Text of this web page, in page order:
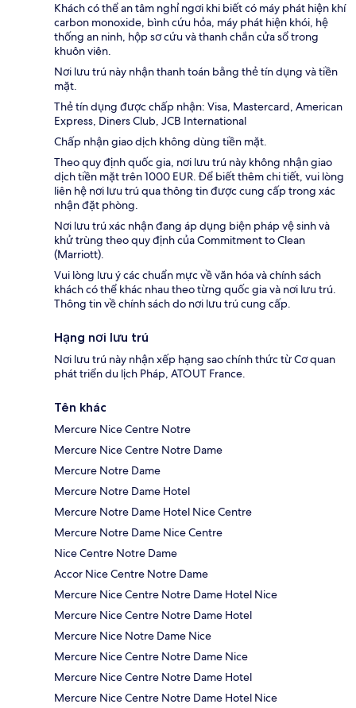
Khách có thể an tâm nghỉ ngơi khi biết có máy phát hiện khí
carbon monoxide, bình cứu hỏa, máy phát hiện khói, hệ
thống an ninh, hộp sơ cứu và thanh chắn cửa sổ trong
khuôn viên.
Nơi lưu trú này nhận thanh toán bằng thẻ tín dụng và tiền
mặt.
Thẻ tín dụng được chấp nhận: Visa, Mastercard, American
Express, Diners Club, JCB International
Chấp nhận giao dịch không dùng tiền mặt.
Theo quy định quốc gia, nơi lưu trú này không nhận giao
dịch tiền mặt trên 1000 EUR. Để biết thêm chi tiết, vui lòng
liên hệ nơi lưu trú qua thông tin được cung cấp trong xác
nhận đặt phòng.
Nơi lưu trú xác nhận đang áp dụng biện pháp vệ sinh và
khử trùng theo quy định của Commitment to Clean
(Marriott).
Vui lòng lưu ý các chuẩn mực về văn hóa và chính sách
khách có thể khác nhau theo từng quốc gia và nơi lưu trú.
Thông tin về chính sách do nơi lưu trú cung cấp.
Hạng nơi lưu trú
Nơi lưu trú này nhận xếp hạng sao chính thức từ Cơ quan
phát triển du lịch Pháp, ATOUT France.
Tên khác
Mercure Nice Centre Notre
Mercure Nice Centre Notre Dame
Mercure Notre Dame
Mercure Notre Dame Hotel
Mercure Notre Dame Hotel Nice Centre
Mercure Notre Dame Nice Centre
Nice Centre Notre Dame
Accor Nice Centre Notre Dame
Mercure Nice Centre Notre Dame Hotel Nice
Mercure Nice Centre Notre Dame Hotel
Mercure Nice Notre Dame Nice
Mercure Nice Centre Notre Dame Nice
Mercure Nice Centre Notre Dame Hotel
Mercure Nice Centre Notre Dame Hotel Nice